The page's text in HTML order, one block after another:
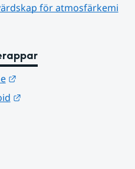
för atmosfärkemi
Länk till annan webbplats.
Länk till annan webbplats.